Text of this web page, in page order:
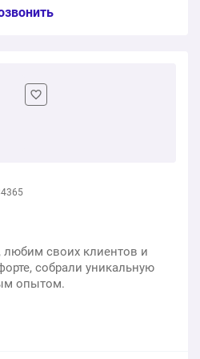
Ед. изм. / Цена
от 3 000 ₽
любим своих клиентов и
собрали уникальную
опытом.